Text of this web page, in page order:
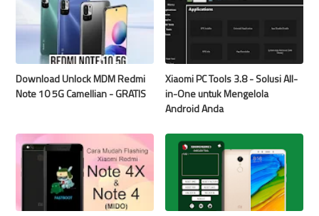
Download Unlock MDM Redmi
Note 10 5G Camellian - GRATIS
Xiaomi PC Tools 3.8 - Solusi All-
in-One untuk Mengelola
Android Anda